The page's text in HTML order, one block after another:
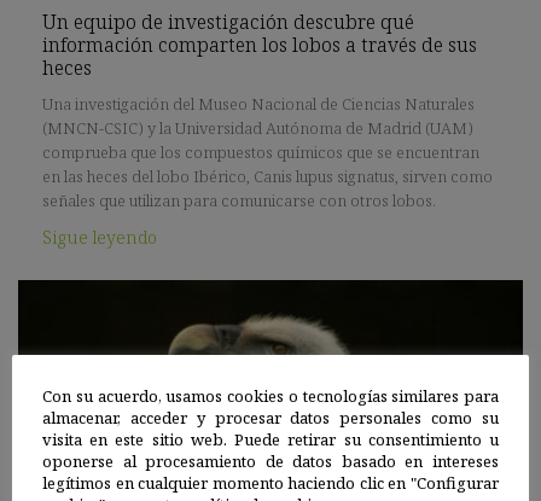
Un equipo de investigación descubre qué
información comparten los lobos a través de sus
heces
Una investigación del Museo Nacional de Ciencias Naturales
(MNCN-CSIC) y la Universidad Autónoma de Madrid (UAM)
comprueba que los compuestos químicos que se encuentran
en las heces del lobo Ibérico, Canis lupus signatus, sirven como
señales que utilizan para comunicarse con otros lobos.
Sigue leyendo
Con su acuerdo, usamos cookies o tecnologías similares para
almacenar, acceder y procesar datos personales como su
visita en este sitio web. Puede retirar su consentimiento u
oponerse al procesamiento de datos basado en intereses
legítimos en cualquier momento haciendo clic en "Configurar